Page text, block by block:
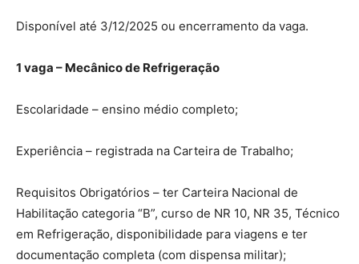
Disponível até 3/12/2025 ou encerramento da vaga.
1 vaga – Mecânico de Refrigeração
Escolaridade – ensino médio completo;
Experiência – registrada na Carteira de Trabalho;
Requisitos Obrigatórios – ter Carteira Nacional de
Habilitação categoria “B”, curso de NR 10, NR 35, Técnico
em Refrigeração, disponibilidade para viagens e ter
documentação completa (com dispensa militar);